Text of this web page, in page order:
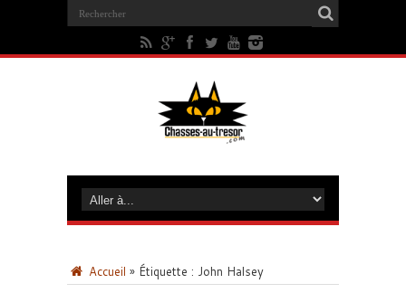
Accueil » Étiquette : John Halsey